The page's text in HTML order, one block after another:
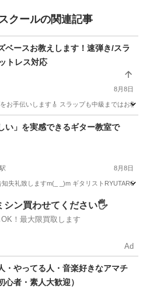
クールの関連記事
ベースお教えします！速弾き/スラ
トレス対応
8月8日
お手伝いします🎸 スラップも中級まではお
ス スラップ
い」を実感できるギター教室で
8月8日
知失礼致しますm(_ _)m ギタリスト
駅 ギター レッスン
シン買わせてください🖐️
！最大限買取します
Ad
・やってる人・音楽好きなアマチ
心者・素人大歓迎）